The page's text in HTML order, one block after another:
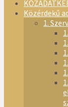
Közérdekű
1.